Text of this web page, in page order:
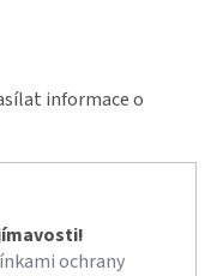
informace o
ochrany